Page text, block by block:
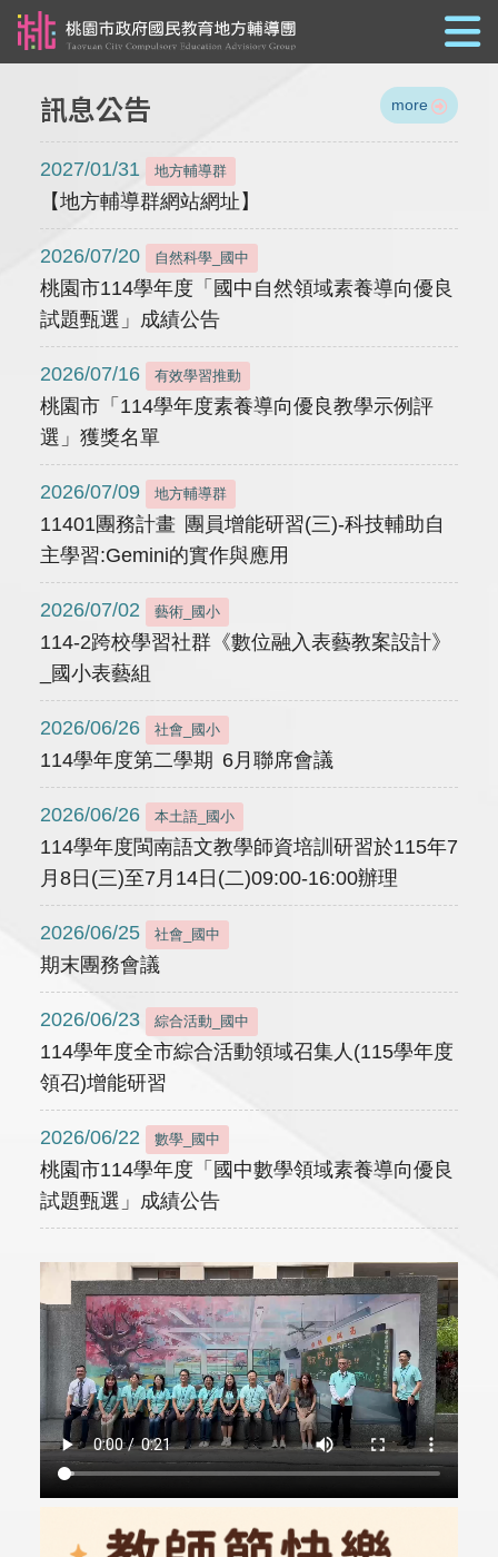
訊息公告 more
2027/01/31 地方輔導群
【地方輔導群網站網址】
2026/07/20 自然科學_國中
桃園市114學年度「國中自然領域素養導向優良
試題甄選」成績公告
2026/07/16 有效學習推動
桃園市「114學年度素養導向優良教學示例評
選」獲獎名單
2026/07/09 地方輔導群
11401團務計畫 團員增能研習(三)-科技輔助自
主學習:Gemini的實作與應用
2026/07/02 藝術_國小
114-2跨校學習社群《數位融入表藝教案設計》
_國小表藝組
2026/06/26 社會_國小
114學年度第二學期 6月聯席會議
2026/06/26 本土語_國小
114學年度閩南語文教學師資培訓研習於115年7
月8日(三)至7月14日(二)09:00-16:00辦理
2026/06/25 社會_國中
期末團務會議
2026/06/23 綜合活動_國中
114學年度全市綜合活動領域召集人(115學年度
領召)增能研習
2026/06/22 數學_國中
桃園市114學年度「國中數學領域素養導向優良
試題甄選」成績公告